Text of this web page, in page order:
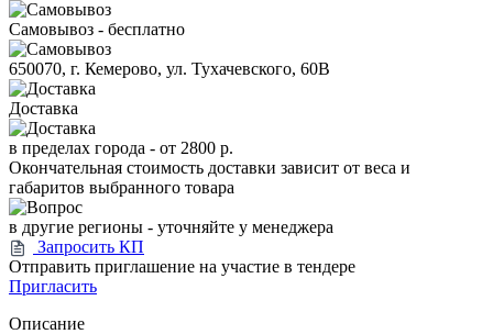
Самовывоз - бесплатно
650070, г. Кемерово, ул. Тухачевского, 60В
Доставка
в пределах города - от 2800 р.
Окончательная стоимость доставки зависит от веса и
габаритов выбранного товара
в другие регионы - уточняйте у менеджера
Запросить КП
Отправить приглашение на участие в тендере
Пригласить
Описание